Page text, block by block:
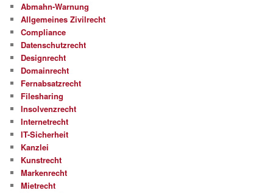
Abmahn-Warnung
Allgemeines Zivilrecht
Compliance
Datenschutzrecht
Designrecht
Domainrecht
Fernabsatzrecht
Filesharing
Insolvenzrecht
Internetrecht
IT-Sicherheit
Kanzlei
Kunstrecht
Markenrecht
Mietrecht